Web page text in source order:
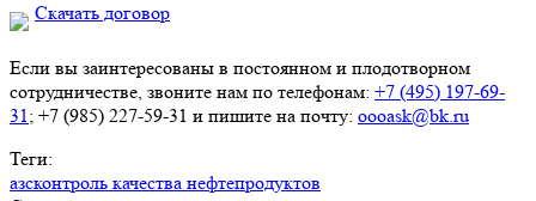
Скачать договор
Если вы заинтересованы в постоянном и плодотворном
сотрудничестве, звоните нам по телефонам: +7 (495) 197-69-
31; +7 (985) 227-59-31 и пишите на почту: oooask@bk.ru
Теги:
азсконтроль качества нефтепродуктов